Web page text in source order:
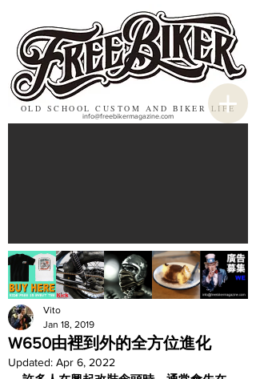
OLD SCHOOL CUSTOM AND BIKER LIFE
info@freebikermagazine.com
W650由裡到外的全方位進化
Vito
Jan 18, 2019
Updated: Apr 6, 2022